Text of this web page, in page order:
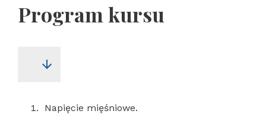
Program kursu
Napięcie mięśniowe.